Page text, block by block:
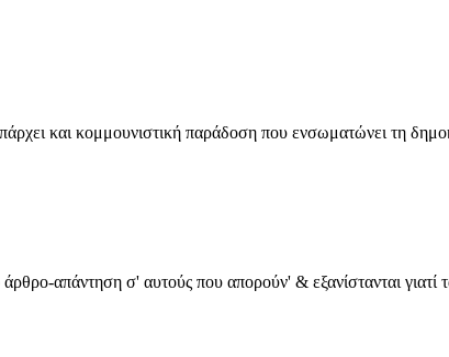
και κομμουνιστική παράδοση που ενσωματώνει τη
άρθρο-απάντηση σ' αυτούς που απορούν' & εξανίστανται γιατί